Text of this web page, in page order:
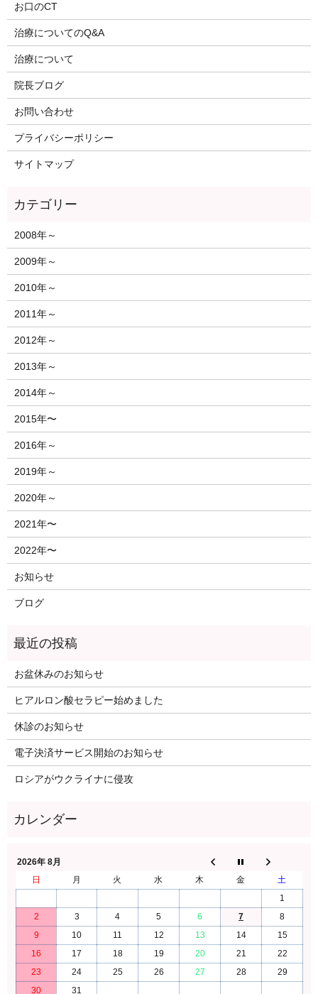
お口のCT
治療についてのQ&A
治療について
院長ブログ
お問い合わせ
プライバシーポリシー
サイトマップ
2008年～
2009年～
2010年～
2011年～
2012年～
2013年～
2014年～
2015年〜
2016年～
2019年～
2020年～
2021年〜
2022年〜
お知らせ
ブログ
お盆休みのお知らせ
ヒアルロン酸セラピー始めました
休診のお知らせ
電子決済サービス開始のお知らせ
ロシアがウクライナに侵攻
2026年 8月
日
月 火 水 木 金
土
1
2
3 4 5 6 7
8
9
10 11 12 13 14
15
16
17 18 19 20 21
22
23
24 25 26 27 28
29
30
31